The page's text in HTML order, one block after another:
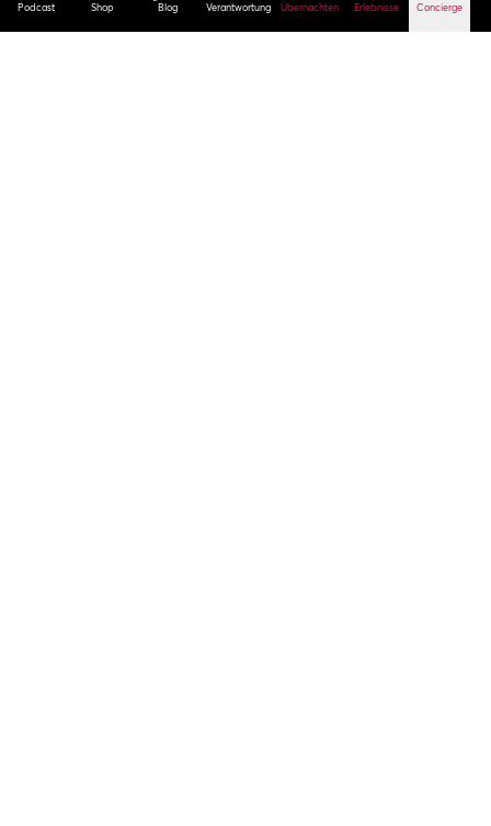
Podcast Shop Blog Verantwortung Übernachten Erlebnisse Concierge